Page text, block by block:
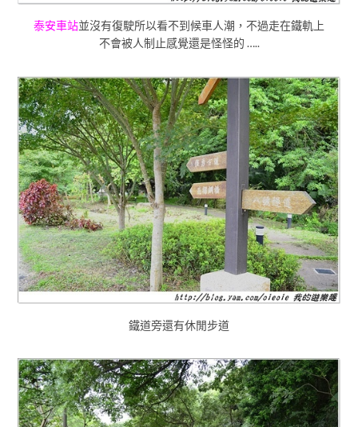
泰安車站並沒有復駛所以看不到候車人潮，不過走在鐵軌上
不會被人制止感覺還是怪怪的 …..
鐵道旁還有休閒步道